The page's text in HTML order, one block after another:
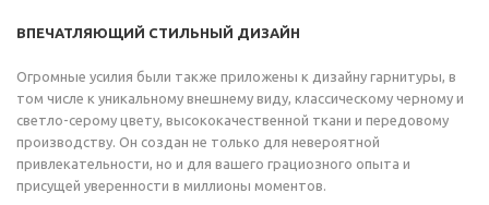
ВПЕЧАТЛЯЮЩИЙ СТИЛЬНЫЙ ДИЗАЙН
Огромные усилия были также приложены к дизайну гарнитуры, в
том числе к уникальному внешнему виду, классическому черному и
светло-серому цвету, высококачественной ткани и передовому
производству. Он создан не только для невероятной
привлекательности, но и для вашего грациозного опыта и
присущей уверенности в миллионы моментов.